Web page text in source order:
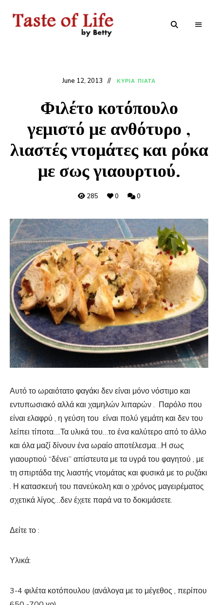
June 12, 2013 ΚΥΡΙΑ ΠΙΑΤΑ
Φιλέτο κοτόπουλο
γεμιστό με ανθότυρο ,
λιαστές ντομάτες και ρόκα
με σως γιαουρτιού.
285 0 0
Αυτό το ωραιότατο φαγάκι δεν είναι μόνο νόστιμο και
εντυπωσιακό αλλά και χαμηλών λιπαρών . Παρόλο που
είναι ελαφρύ , η γεύση του είναι πολύ γεμάτη και δεν του
λείπει τίποτα….Τα υλικά του…το ένα καλύτερο από το άλλο
και όλα μαζί δίνουν ένα ωραίο αποτέλεσμα…Η σως
γιαουρτιού “δένει” απίστευτα με τα υγρά του φαγητού , με
τη σπιρτάδα της λιαστής ντομάτας και φυσικά με το ρυζάκι
. Η κατασκευή του πανεύκολη και ο χρόνος μαγειρέματος
σχετικά λίγος…δεν έχετε παρά να το δοκιμάσετε.
Δείτε το :
Υλικά:
3-4 φιλέτα κοτόπουλου (ανάλογα με το μέγεθος , περίπου